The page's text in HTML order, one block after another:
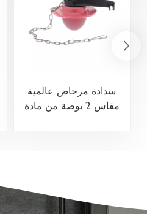
سدادة مرحاض عالمية
مقاس 2 بوصة من مادة